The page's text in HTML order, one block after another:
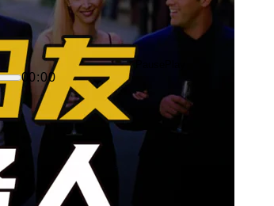
00:00